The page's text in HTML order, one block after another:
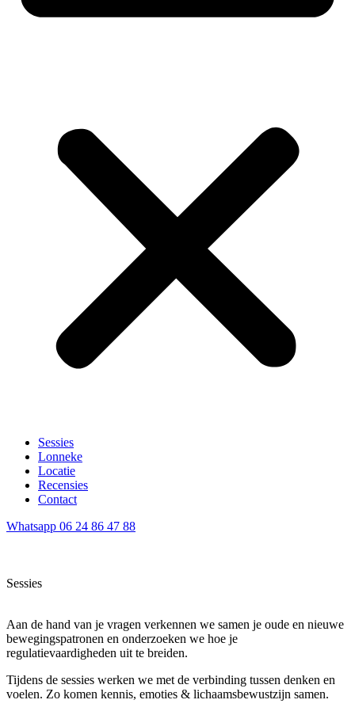
Sessies
Lonneke
Locatie
Recensies
Contact
Whatsapp 06 24 86 47 88
Sessies
Aan de hand van je vragen verkennen we samen je oude en nieuwe
bewegingspatronen en onderzoeken we hoe je
regulatievaardigheden uit te breiden.
Tijdens de sessies werken we met de verbinding tussen denken en
voelen. Zo komen kennis, emoties & lichaamsbewustzijn samen.